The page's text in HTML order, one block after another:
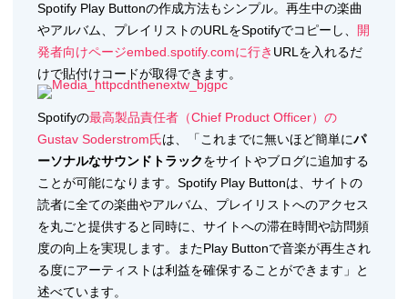
Spotify Play Buttonの作成方法もシンプル。再生中の楽曲
やアルバム、プレイリストのURLをSpotifyでコピーし、
開
発者向けページembed.spotify.comに行き URLを入れるだ
けで貼付けコードが取得できます。
Spotifyの最高製品責任者（Chief Product Officer）の
Gustav Soderstrom氏は、「これまでに無いほど簡単にパ
ーソナルなサウンドトラックをサイトやブログに追加する
ことが可能になります。Spotify Play Buttonは、サイトの
読者に全ての楽曲やアルバム、プレイリストへのアクセス
を丸ごと提供すると同時に、サイトへの滞在時間や訪問頻
度の向上を実現します。またPlay Buttonで音楽が再生され
る度にアーティストは利益を確保することができます」と
述べています。